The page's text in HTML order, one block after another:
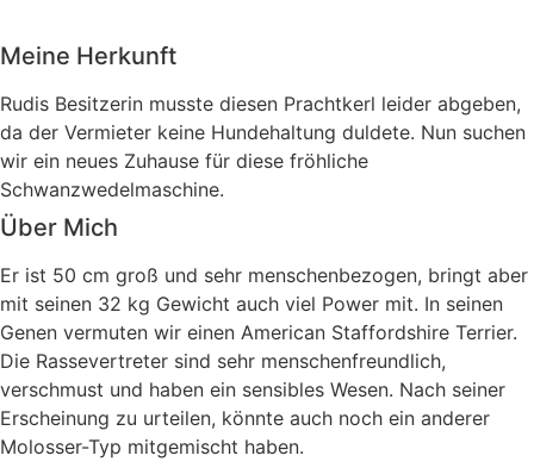
Meine Herkunft
Rudis Besitzerin musste diesen Prachtkerl leider abgeben,
da der Vermieter keine Hundehaltung duldete. Nun suchen
wir ein neues Zuhause für diese fröhliche
Schwanzwedelmaschine.
Über Mich
Er ist 50 cm groß und sehr menschenbezogen, bringt aber
mit seinen 32 kg Gewicht auch viel Power mit. In seinen
Genen vermuten wir einen American Staffordshire Terrier.
Die Rassevertreter sind sehr menschenfreundlich,
verschmust und haben ein sensibles Wesen. Nach seiner
Erscheinung zu urteilen, könnte auch noch ein anderer
Molosser-Typ mitgemischt haben.